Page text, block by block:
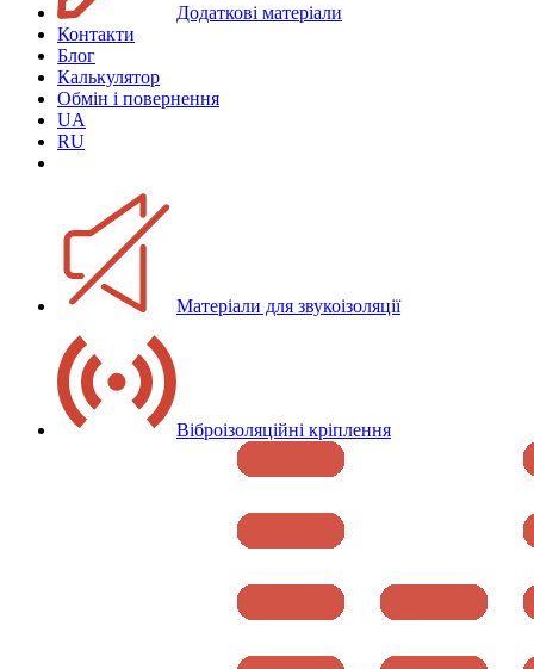
Додаткові матеріали
Контакти
Блог
Калькулятор
Обмін і повернення
UA
RU
Матеріали для звукоізоляції
Віброізоляційні кріплення